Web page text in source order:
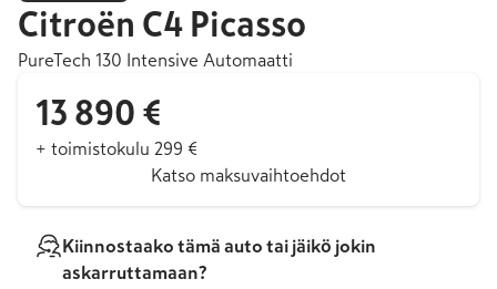
Citroën C4 Picasso
PureTech 130 Intensive Automaatti
13 890 €
+ toimistokulu 299 €
Katso maksuvaihtoehdot
Kiinnostaako tämä auto tai jäikö jokin
askarruttamaan?